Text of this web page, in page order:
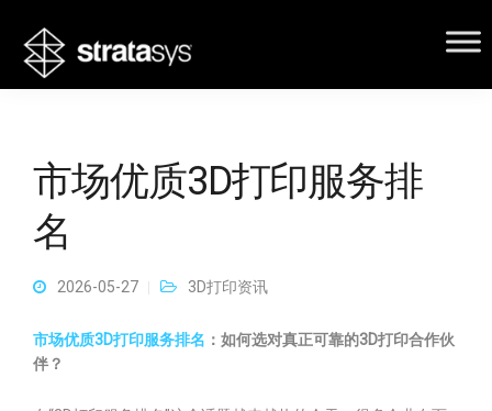
市场优质3D打印服务排
名
2026-05-27 3D打印资讯
市场优质3D打印服务排名 ：如何选对真正可靠的3D打印合作伙
伴？